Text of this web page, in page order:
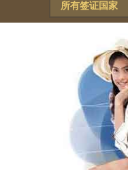
所有签证国家